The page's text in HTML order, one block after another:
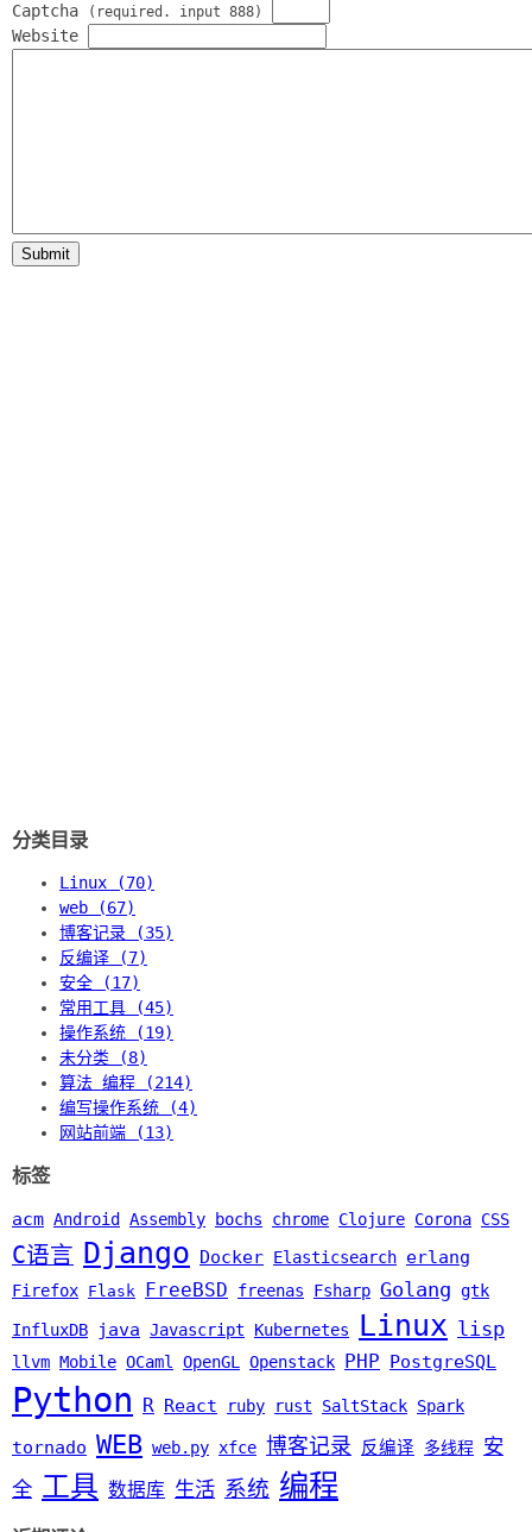
Captcha (required. input 888)
Website
分类目录
Linux (70)
web (67)
博客记录 (35)
反编译 (7)
安全 (17)
常用工具 (45)
操作系统 (19)
未分类 (8)
算法 编程 (214)
编写操作系统 (4)
网站前端 (13)
标签
acm Android Assembly bochs chrome Clojure Corona CSS
C语言 Django Docker Elasticsearch erlang
Firefox Flask FreeBSD freenas Fsharp Golang gtk
InfluxDB java Javascript Kubernetes Linux lisp
llvm Mobile OCaml OpenGL Openstack PHP PostgreSQL
Python R React ruby rust SaltStack Spark
tornado WEB web.py xfce 博客记录 反编译 多线程 安
全 工具 数据库 生活 系统 编程